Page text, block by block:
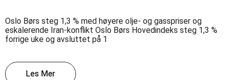
Oslo Børs steg 1,3 % med høyere olje- og gasspriser og
eskalerende Iran-konflikt Oslo Børs Hovedindeks steg 1,3 %
forrige uke og avsluttet på 1
Les Mer